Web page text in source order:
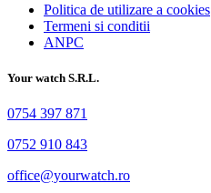
Politica de utilizare a cookies
Termeni si conditii
ANPC
Your watch S.R.L.
0754 397 871
0752 910 843
office@yourwatch.ro